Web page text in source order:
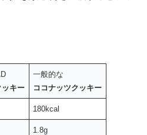
ッキー
一般的な
ココナッツクッキー
180kcal
1.8g